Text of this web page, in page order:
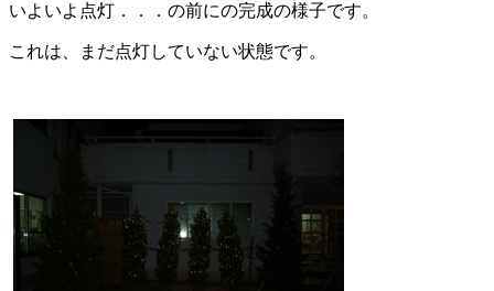
いよいよ点灯．．．の前にの完成の様子です。
これは、まだ点灯していない状態です。